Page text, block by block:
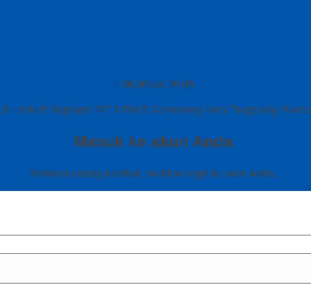
08.00 s/d 20.00
Jl Letda D Suprapto RT 3 RW 5 Gerendeng Kota Tangerang
Masuk ke akun Anda
Selamat datang kembali, silahkan login ke akun Anda.